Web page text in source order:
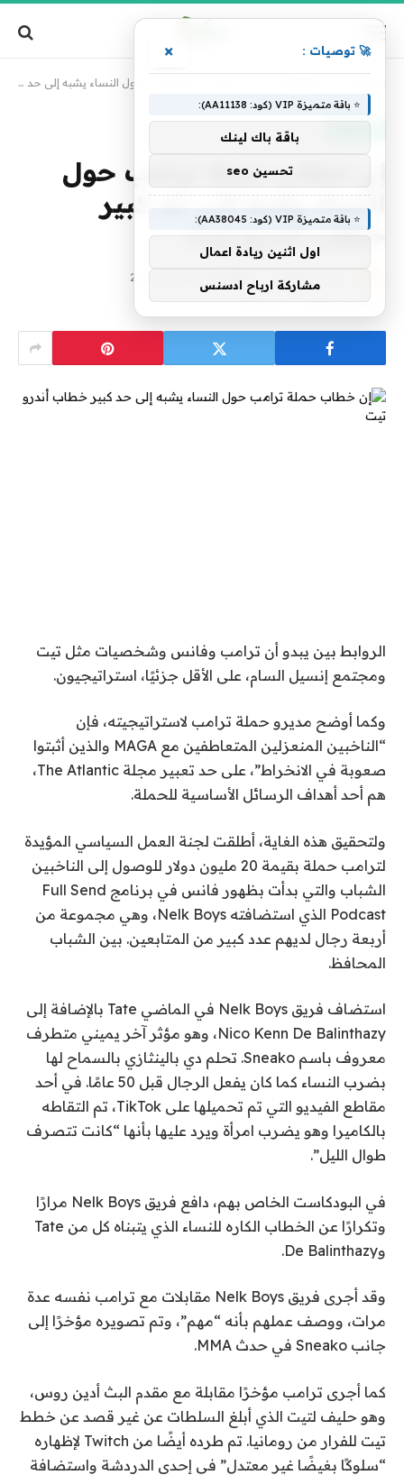
إن خطاب حملة ترامب حول النساء يشبه إلى حد كبير خطاب أندرو تيت
إن خطاب حملة ترامب حول
النساء يشبه إلى حد كبير
خطاب أندرو تيت
فريق alwahah28 أغسطس، 2024
لا توجد تعليقات
3 دقائق
الروابط بين يبدو أن ترامب وفانس وشخصيات مثل تيت
ومجتمع إنسيل السام، على الأقل جزئيًا، استراتيجيون.
وكما أوضح مديرو حملة ترامب لاستراتيجيته، فإن
“الناخبين المنعزلين المتعاطفين مع MAGA والذين أثبتوا
صعوبة في الانخراط”، على حد تعبير مجلة The Atlantic،
هم أحد أهداف الرسائل الأساسية للحملة.
ولتحقيق هذه الغاية، أطلقت لجنة العمل السياسي المؤيدة
لترامب حملة بقيمة 20 مليون دولار للوصول إلى الناخبين
الشباب والتي بدأت بظهور فانس في برنامج Full Send
Podcast الذي استضافته Nelk Boys، وهي مجموعة من
أربعة رجال لديهم عدد كبير من المتابعين. بين الشباب
المحافظ.
استضاف فريق Nelk Boys في الماضي Tate بالإضافة إلى
Nico Kenn De Balinthazy، وهو مؤثر آخر يميني متطرف
معروف باسم Sneako. تحلم دي بالينثازي بالسماح لها
بضرب النساء كما كان يفعل الرجال قبل 50 عامًا. في أحد
مقاطع الفيديو التي تم تحميلها على TikTok، تم التقاطه
بالكاميرا وهو يضرب امرأة ويرد عليها بأنها “كانت تتصرف
طوال الليل”.
في البودكاست الخاص بهم، دافع فريق Nelk Boys مرارًا
وتكرارًا عن الخطاب الكاره للنساء الذي يتبناه كل من Tate
وDe Balinthazy.
وقد أجرى فريق Nelk Boys مقابلات مع ترامب نفسه عدة
مرات، ووصف عملهم بأنه “مهم”، وتم تصويره مؤخرًا إلى
جانب Sneako في حدث MMA.
كما أجرى ترامب مؤخرًا مقابلة مع مقدم البث أدين روس،
وهو حليف لتيت الذي أبلغ السلطات عن غير قصد عن خطط
تيت للفرار من رومانيا. تم طرده أيضًا من Twitch لإظهاره
“سلوكًا بغيضًا غير معتدل” في إحدى الدردشة واستضافة
🚀 توصيات : ×
⭐ باقة متميزة VIP (كود: AA11138):
باقة باك لينك
تحسين seo
⭐ باقة متميزة VIP (كود: AA38045):
اول اثنين ريادة اعمال
مشاركة ارباح ادسنس